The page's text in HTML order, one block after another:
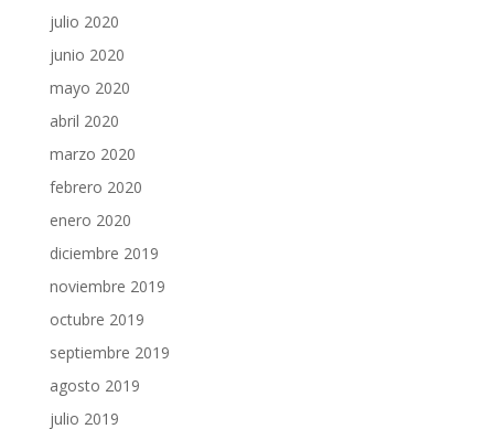
julio 2020
junio 2020
mayo 2020
abril 2020
marzo 2020
febrero 2020
enero 2020
diciembre 2019
noviembre 2019
octubre 2019
septiembre 2019
agosto 2019
julio 2019